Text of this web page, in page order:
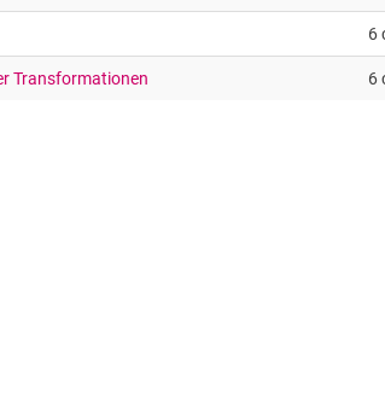
6
Transformationen 6